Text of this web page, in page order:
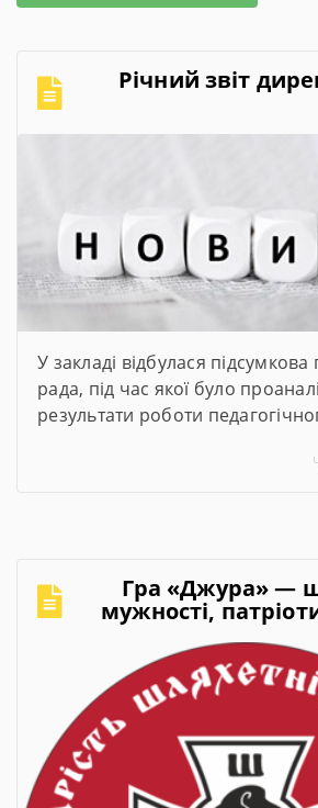
Річний звіт
У закладі відбулася підсумкова
рада, під час якої було
результати роботи
представив підсумки
Гра «Джура» —
мужності,
лідерства